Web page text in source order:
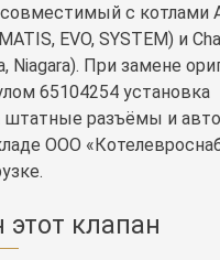
с котлами
MATIS, EVO, SYSTEM) и
Niagara). При замене
65104254 установка
штатные разъёмы и
ООО
клапан